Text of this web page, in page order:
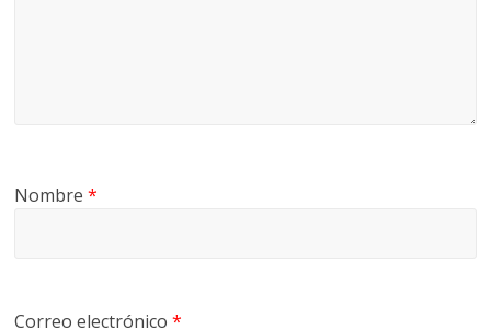
Nombre*
Correo electrónico*